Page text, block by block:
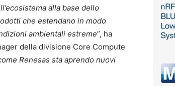
alla base dello
che estendano in modo
ambientali estreme”, ha
della divisione Core Compute
Renesas sta aprendo nuovi